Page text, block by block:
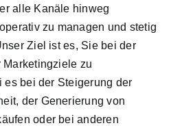
alle Kanäle hinweg
zu managen und stetig
Ziel ist es, Sie bei der
Marketingziele zu
es bei der Steigerung der
der Generierung von
oder bei anderen